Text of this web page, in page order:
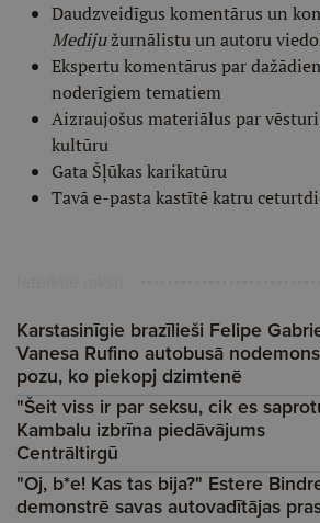
Daudzveidīgus komentārus un
Medijužurnālistu un autoru
Ekspertu komentārus par
noderīgiem tematiem
Aizraujošus materiālus par
kultūru
Gata Šļūkas karikatūru
Tavā e-pasta kastītē katru
Karstasinīgie brazīlieši Felipe
Vanesa Rufino autobusā
pozu, ko piekopj dzimtenē
"Šeit viss ir par seksu, cik es
Kambalu izbrīna piedāvājums
Centrāltirgū
"Oj, b*e! Kas tas bija?" Estere
demonstrē savas autovadītājas